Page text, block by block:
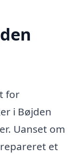
for
i Bøjden
Uanset om
et